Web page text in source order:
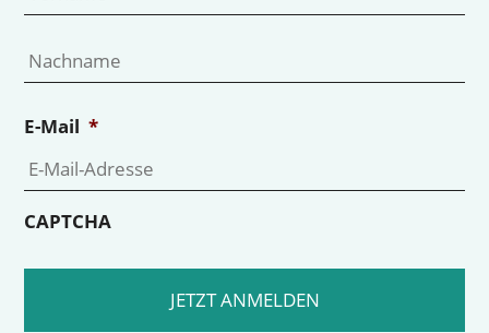
E-Mail *
CAPTCHA